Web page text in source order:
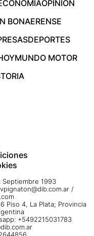
OPINIÓN
BONAERENSE
DEPORTES
MUNDO MOTOR
Septiembre 1993
vpignaton@dib.com.ar /
Piso 4, La Plata; Provincia
+5492215031783